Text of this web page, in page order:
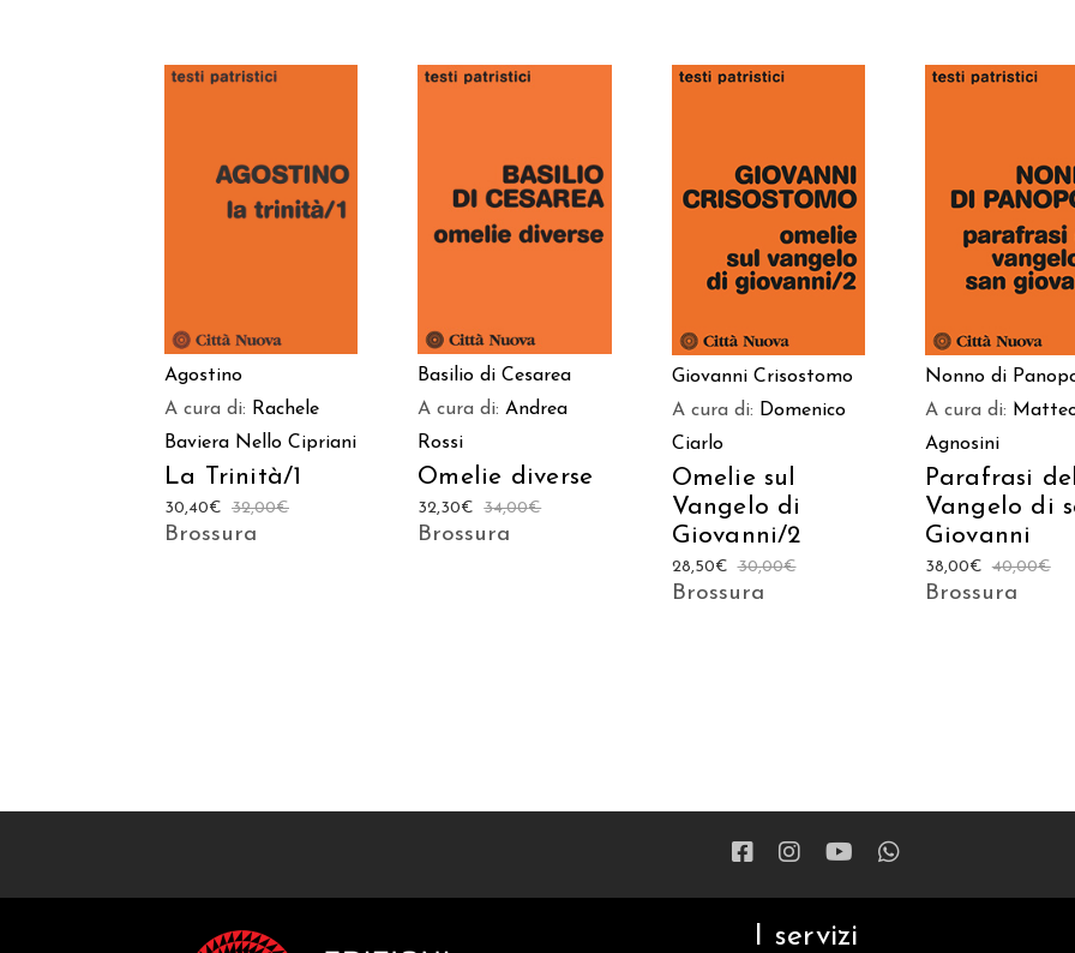
Agostino
A cura di: Rachele
Baviera Nello Cipriani
La Trinità/1
32,00€
30,40€
Brossura
AGGIUNGI AL
CARRELLO
Basilio di Cesarea
A cura di:Andrea
Rossi
Omelie diverse
34,00€
32,30€
Brossura
AGGIUNGI AL
CARRELLO
Giovanni Crisostomo
A cura di: Domenico
Ciarlo
Omelie sul
Vangelo di
Giovanni/2
30,00€
28,50€
Brossura
AGGIUNGI AL
CARRELLO
Nonno di
A cura di:
Agnosini
Parafrasi
Vangelo di
Giovanni
40,00€
38,00€
Brossura
I servizi